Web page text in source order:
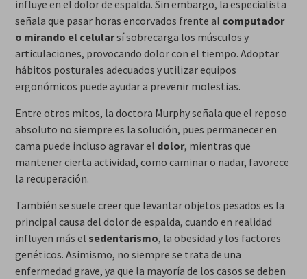
influye en el dolor de espalda. Sin embargo, la especialista
señala que pasar horas encorvados frente al computador
o mirando el celularsí sobrecarga los músculos y
articulaciones, provocando dolor con el tiempo. Adoptar
hábitos posturales adecuados y utilizar equipos
ergonómicos puede ayudar a prevenir molestias.
Entre otros mitos, la doctora Murphy señala que el reposo
absoluto no siempre es la solución, pues permanecer en
cama puede incluso agravar el dolor, mientras que
mantener cierta actividad, como caminar o nadar, favorece
la recuperación.
También se suele creer que levantar objetos pesados es la
principal causa del dolor de espalda, cuando en realidad
influyen más el sedentarismo, la obesidad y los factores
genéticos. Asimismo, no siempre se trata de una
enfermedad grave, ya que la mayoría de los casos se deben